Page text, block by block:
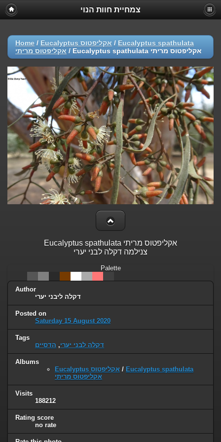
צמחיית חוות הנוי
Home / Eucalyptus אקליפטוס / Eucalyptus spathulata
אקליפטוס מריתי / Eucalyptus spathulata אקליפטוס מריתי
Eucalyptus spathulata אקליפטוס מריתי
צנילמה דקלה לבני יערי
Palette
Author
דקלה ליבני יערי
Posted on
Saturday 15 August 2020
Tags
דקלה לבני יערי, הדסיים
Albums
Eucalyptus אקליפטוס / Eucalyptus spathulata
אקליפטוס מריתי
Visits
188212
Rating score
no rate